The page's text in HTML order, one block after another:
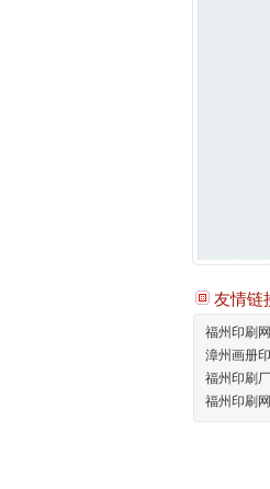
友情链
福州印刷网
漳州画册
福州印刷厂
福州印刷网